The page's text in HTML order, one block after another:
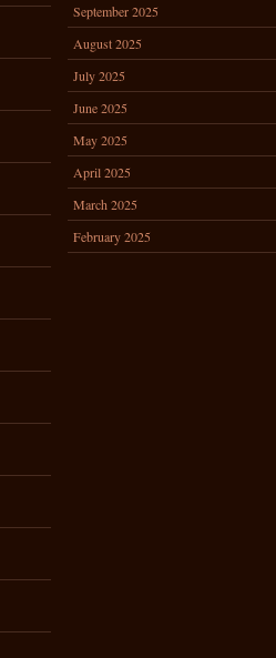
September 2025
August 2025
July 2025
June 2025
May 2025
April 2025
March 2025
February 2025